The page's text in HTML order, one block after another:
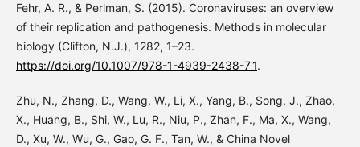
Fehr, A. R., & Perlman, S. (2015). Coronaviruses: an overview
of their replication and pathogenesis. Methods in molecular
biology (Clifton, N.J.), 1282, 1–23.
https://doi.org/10.1007/978-1-4939-2438-7_1.
Zhu, N., Zhang, D., Wang, W., Li, X., Yang, B., Song, J., Zhao,
X., Huang, B., Shi, W., Lu, R., Niu, P., Zhan, F., Ma, X., Wang,
D., Xu, W., Wu, G., Gao, G. F., Tan, W., & China Novel